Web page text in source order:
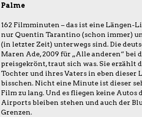
Palme
162 Filmminuten – das ist eine Längen-
nur Quentin Tarantino (schon immer)
(in letzter Zeit) unterwegs sind. Die
Maren Ade, 2009 für „Alle anderen“ bei
preisgekrönt, traut sich was. Sie erzählt
Tochter und ihres Vaters in eben dieser
bisschen. Nicht eine Minute ist dieser
Film zu lang. Und es fliegen keine Autos
Airports bleiben stehen und auch der
Grenzen.